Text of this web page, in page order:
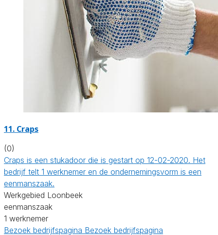
11. Craps
(0)
Craps is een stukadoor die is gestart op 12-02-2020. Het
bedrijf telt 1 werknemer en de ondernemingsvorm is een
eenmanszaak.
Werkgebied Loonbeek
eenmanszaak
1 werknemer
Bezoek bedrijfspagina Bezoek bedrijfspagina